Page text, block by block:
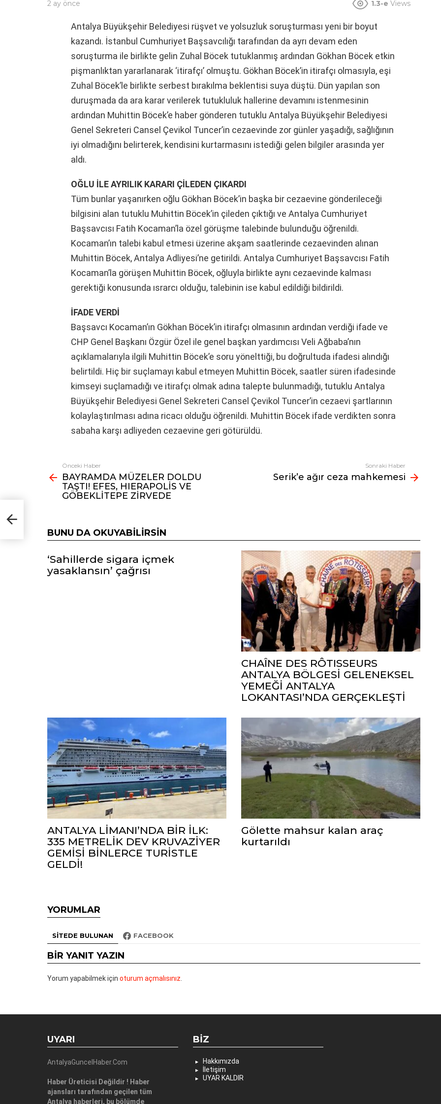
2 ay önce 1.3-e Views
Antalya Büyükşehir Belediyesi rüşvet ve yolsuzluk soruşturması yeni bir boyut
kazandı. İstanbul Cumhuriyet Başsavcılığı tarafından da ayrı devam eden
soruşturma ile birlikte gelin Zuhal Böcek tutuklanmış ardından Gökhan Böcek etkin
pişmanlıktan yararlanarak ‘itirafçı’ olmuştu. Gökhan Böcek’in itirafçı olmasıyla, eşi
Zuhal Böcek’le birlikte serbest bırakılma beklentisi suya düştü. Dün yapılan son
duruşmada da ara karar verilerek tutukluluk hallerine devamını istenmesinin
ardından Muhittin Böcek’e haber gönderen tutuklu Antalya Büyükşehir Belediyesi
Genel Sekreteri Cansel Çevikol Tuncer’in cezaevinde zor günler yaşadığı, sağlığının
iyi olmadığını belirterek, kendisini kurtarmasını istediği gelen bilgiler arasında yer
aldı.
OĞLU İLE AYRILIK KARARI ÇİLEDEN ÇIKARDI
Tüm bunlar yaşanırken oğlu Gökhan Böcek’in başka bir cezaevine gönderileceği
bilgisini alan tutuklu Muhittin Böcek’in çileden çıktığı ve Antalya Cumhuriyet
Başsavcısı Fatih Kocaman’la özel görüşme talebinde bulunduğu öğrenildi.
Kocaman’ın talebi kabul etmesi üzerine akşam saatlerinde cezaevinden alınan
Muhittin Böcek, Antalya Adliyesi’ne getirildi. Antalya Cumhuriyet Başsavcısı Fatih
Kocaman’la görüşen Muhittin Böcek, oğluyla birlikte aynı cezaevinde kalması
gerektiği konusunda ısrarcı olduğu, talebinin ise kabul edildiği bildirildi.
İFADE VERDİ
Başsavcı Kocaman’ın Gökhan Böcek’in itirafçı olmasının ardından verdiği ifade ve
CHP Genel Başkanı Özgür Özel ile genel başkan yardımcısı Veli Ağbaba’nın
açıklamalarıyla ilgili Muhittin Böcek’e soru yönelttiği, bu doğrultuda ifadesi alındığı
belirtildi. Hiç bir suçlamayı kabul etmeyen Muhittin Böcek, saatler süren ifadesinde
kimseyi suçlamadığı ve itirafçı olmak adına talepte bulunmadığı, tutuklu Antalya
Büyükşehir Belediyesi Genel Sekreteri Cansel Çevikol Tuncer’in cezaevi şartlarının
kolaylaştırılması adına ricacı olduğu öğrenildi. Muhittin Böcek ifade verdikten sonra
sabaha karşı adliyeden cezaevine geri götürüldü.
Fazlasına
bak
Önceki Haber
BAYRAMDA MÜZELER DOLDU
TAŞTI! EFES, HIERAPOLİS VE
GÖBEKLİTEPE ZİRVEDE
Sonraki Haber
Serik’e ağır ceza mahkemesi
BUNU DA OKUYABILIRSIN
‘Sahillerde sigara içmek
yasaklansın’ çağrısı
CHAÎNE DES RÔTISSEURS
ANTALYA BÖLGESİ GELENEKSEL
YEMEĞİ ANTALYA
LOKANTASI’NDA GERÇEKLEŞTİ
ANTALYA LİMANI’NDA BİR İLK:
335 METRELİK DEV KRUVAZİYER
GEMİSİ BİNLERCE TURİSTLE
GELDİ!
Gölette mahsur kalan araç
kurtarıldı
YORUMLAR
SITEDE BULUNAN FACEBOOK
BIR YANIT YAZIN
Yorum yapabilmek için oturum açmalısınız
UYARI
AntalyaGuncelHaber.Com
Haber Üreticisi Değildir ! Haber
ajansları tarafından geçilen tüm
Antalya haberleri, bu bölümde
BIZ
Hakkımızda
İletişim
UYAR KALDIR